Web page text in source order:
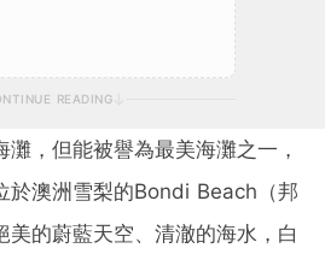
READING
，但能被譽為最美海灘之一，
於澳洲雪梨的Bondi Beach（邦
美的蔚藍天空、清澈的海水，白